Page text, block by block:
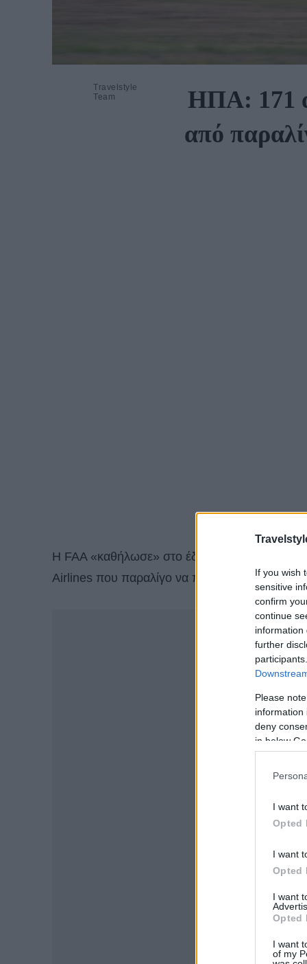
If you wish
sensitive
confirm
continue
information
further
Please
information
deny
in below
I want
Opted
I want
Opted
I want
Opted
I want
of my
Travelstyle
Team
ΗΠΑ: 171
από
Η FAA «καθήλωσε» στο έδαφος 171
Airlines που παραλίγο να προκαλέσει ατύχημα.
-